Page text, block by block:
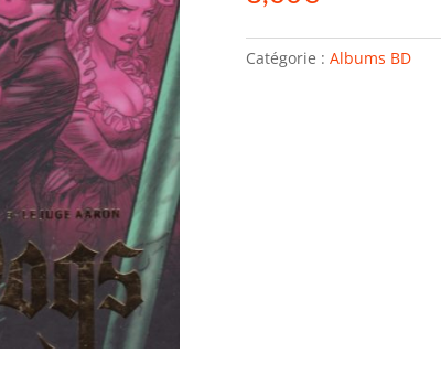
Catégorie : Albums BD